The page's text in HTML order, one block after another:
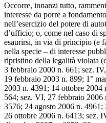
Occorre, innanzi tutto,
interesse da porre a
nell’esercizio del potere di
d’ufficio; o, come nel caso di
esaurirsi, in via di principio (e
nella specie – di interesse
ripristino della legalità violata
3 febbraio 2000 n. 661; sez.
19 febbraio 2003 n. 899; 1°
2003 n. 4391; 14 ottobre
564; sez. VI, 27 febbraio
3576; 24 agosto 2006 n.
26 ottobre 2006 n. 6413; sez.